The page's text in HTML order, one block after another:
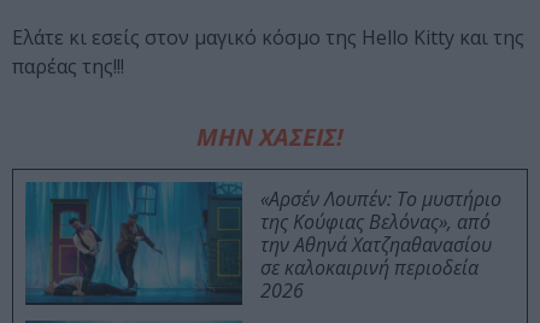
Ελάτε κι εσείς στον μαγικό κόσμο της Hello Kitty και της
παρέας της!!!
ΜΗΝ ΧΑΣΕΙΣ!
«Αρσέν Λουπέν: Το μυστήριο
της Κούφιας Βελόνας», από
την Αθηνά Χατζηαθανασίου
σε καλοκαιρινή περιοδεία
2026